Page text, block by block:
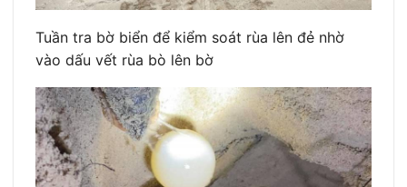
Tuần tra bờ biển để kiểm soát rùa lên đẻ nhờ
vào dấu vết rùa bò lên bờ